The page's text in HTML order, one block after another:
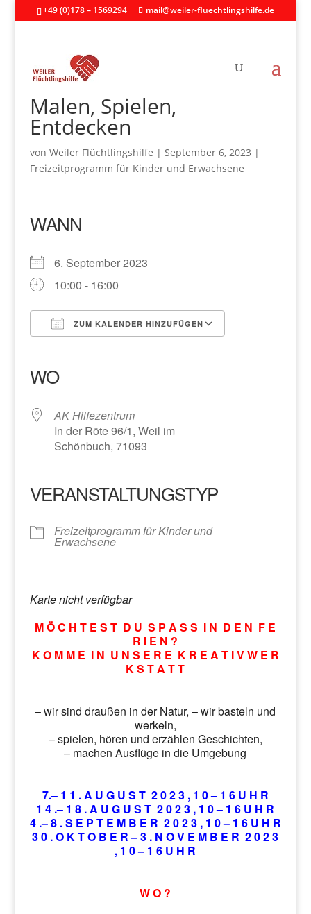
+49 (0)178 – 1569294 mail@weiler-fluechtlingshilfe.de
Malen, Spielen,
Entdecken
von Weiler Flüchtlingshilfe | September 6, 2023 |
Freizeitprogramm für Kinder und Erwachsene
WANN
6. September 2023
10:00 - 16:00
ZUM KALENDER HINZUFÜGEN
WO
AK Hilfezentrum
In der Röte 96/1, Weil im
Schönbuch, 71093
VERANSTALTUNGSTYP
Freizeitprogramm für Kinder und
Erwachsene
Karte nicht verfügbar
M Ö C H T E S T D U S P A S S I N D E N F E
R I E N ?
K O M M E I N U N S E R E K R E A T I V W E R
K S T A T T
– wir sind draußen in der Natur, – wir basteln und
werkeln,
– spielen, hören und erzählen Geschichten,
– machen Ausflüge in die Umgebung
7.– 1 1 . A U G U S T 2 0 2 3 , 1 0 – 1 6 U H R
1 4 .– 1 8 . A U G U S T 2 0 2 3 , 1 0 – 1 6 U H R
4 .– 8 . S E P T E M B E R 2 0 2 3 , 1 0 – 1 6 U H R
3 0 . O K T O B E R – 3 . N O V E M B E R 2 0 2 3
, 1 0 – 1 6 U H R
W O ?